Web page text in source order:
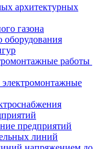
архитектурных
газона
работы
предприятий
линий